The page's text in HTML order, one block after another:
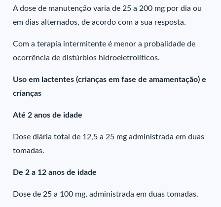
A dose de manutenção varia de 25 a 200 mg por dia ou
em dias alternados, de acordo com a sua resposta.
Com a terapia intermitente é menor a probalidade de
ocorrência de distúrbios hidroeletrolíticos.
Uso em lactentes (crianças em fase de amamentação) e
crianças
Até 2 anos de idade
Dose diária total de 12,5 a 25 mg administrada em duas
tomadas.
De 2 a 12 anos de idade
Dose de 25 a 100 mg, administrada em duas tomadas.